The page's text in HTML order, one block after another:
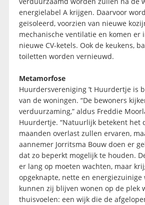
energielabel A krijgen. Daarvoor
geïsoleerd, voorzien van nieuwe
mechanische ventilatie en komen er
nieuwe CV-ketels. Ook de keukens,
toiletten worden vernieuwd.
Metamorfose
Huurdersvereniging ’t Huurdertje is
van de woningen. “De bewoners
verduurzaming,” aldus Freddie
Huurdertje. “Natuurlijk betekent het
maanden overlast zullen ervaren,
aannemer Jorritsma Bouw doen er
dat zo beperkt mogelijk te houden.
er lang op moeten wachten, maar
opgeknapte, nette en energiezuinige
kunnen zij blijven wonen op de plek
thuisvoelen: een wijk die de